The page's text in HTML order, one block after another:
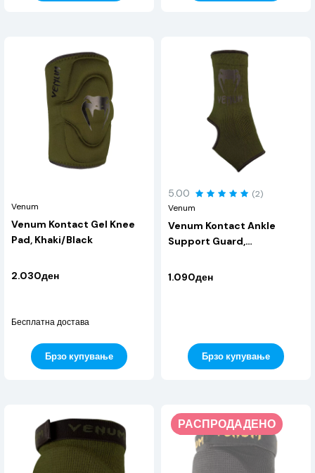
Venum
Venum Kontact Gel Knee
Pad, Khaki/Black
2.030ден
Бесплатна достава
Брзо купување
5.00
(2)
Venum
Venum Kontact Ankle
Support Guard,
1.090ден
Брзо купување
РАСПРОДАДЕНО